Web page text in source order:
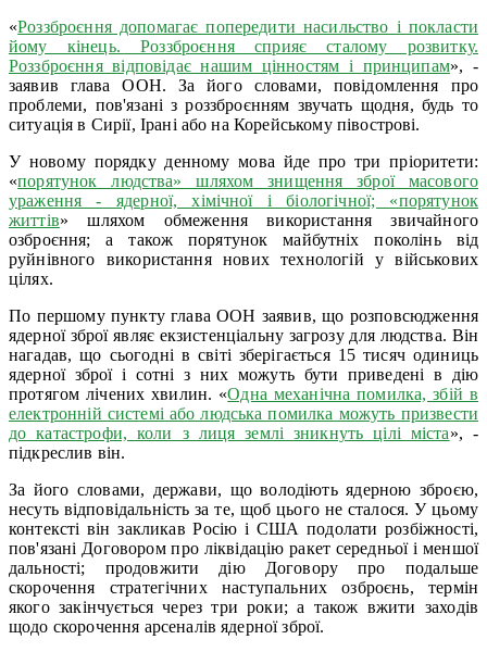
«Роззброєння допомагає попередити насильство і покласти
йому кінець. Роззброєння сприяє сталому розвитку.
Роззброєння відповідає нашим цінностям і принципам», -
заявив глава ООН. За його словами, повідомлення про
проблеми, пов'язані з роззброєнням звучать щодня, будь то
ситуація в Сирії, Ірані або на Корейському півострові.
У новому порядку денному мова йде про три пріоритети:
«порятунок людства» шляхом знищення зброї масового
ураження - ядерної, хімічної і біологічної; «порятунок
життів» шляхом обмеження використання звичайного
озброєння; а також порятунок майбутніх поколінь від
руйнівного використання нових технологій у військових
цілях.
По першому пункту глава ООН заявив, що розповсюдження
ядерної зброї являє екзистенціальну загрозу для людства. Він
нагадав, що сьогодні в світі зберігається 15 тисяч одиниць
ядерної зброї і сотні з них можуть бути приведені в дію
протягом лічених хвилин. «Одна механічна помилка, збій в
електронній системі або людська помилка можуть призвести
до катастрофи, коли з лиця землі зникнуть цілі міста», -
підкреслив він.
За його словами, держави, що володіють ядерною зброєю,
несуть відповідальність за те, щоб цього не сталося. У цьому
контексті він закликав Росію і США подолати розбіжності,
пов'язані Договором про ліквідацію ракет середньої і меншої
дальності; продовжити дію Договору про подальше
скорочення стратегічних наступальних озброєнь, термін
якого закінчується через три роки; а також вжити заходів
щодо скорочення арсеналів ядерної зброї.